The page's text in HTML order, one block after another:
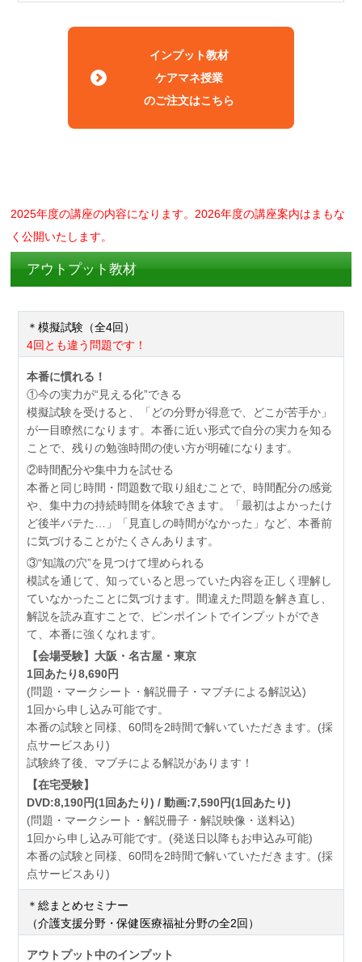
インプット教材
ケアマネ授業
のご注文はこちら
2025年度の講座の内容になります。2026年度の講座案内はまもな
く公開いたします。
アウトプット教材
＊模擬試験（全4回）
4回とも違う問題です！
本番に慣れる！
①今の実力が“見える化”できる
模擬試験を受けると、「どの分野が得意で、どこが苦手か」
が一目瞭然になります。本番に近い形式で自分の実力を知る
ことで、残りの勉強時間の使い方が明確になります。
②時間配分や集中力を試せる
本番と同じ時間・問題数で取り組むことで、時間配分の感覚
や、集中力の持続時間を体験できます。「最初はよかったけ
ど後半バテた…」「見直しの時間がなかった」など、本番前
に気づけることがたくさんあります。
③“知識の穴”を見つけて埋められる
模試を通じて、知っていると思っていた内容を正しく理解し
ていなかったことに気づけます。間違えた問題を解き直し、
解説を読み直すことで、ピンポイントでインプットができ
て、本番に強くなれます。
【会場受験】大阪・名古屋・東京
1回あたり8,690円
(問題・マークシート・解説冊子・マブチによる解説込)
1回から申し込み可能です。
本番の試験と同様、60問を2時間で解いていただきます。(採
点サービスあり)
試験終了後、マブチによる解説があります！
【在宅受験】
DVD:8,190円(1回あたり) / 動画:7,590円(1回あたり)
(問題・マークシート・解説冊子・解説映像・送料込)
1回から申し込み可能です。(発送日以降もお申込み可能)
本番の試験と同様、60問を2時間で解いていただきます。(採
点サービスあり)
＊総まとめセミナー
（介護支援分野・保健医療福祉分野の全2回）
アウトプット中のインプット